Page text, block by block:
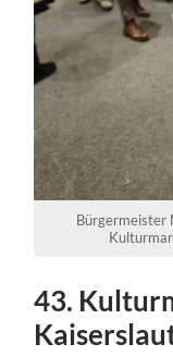
Bürgermeister
43.